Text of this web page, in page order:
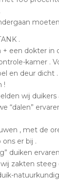
.
+ een dokter
kamer .
en deur dicht .
!
wij
“dalen”
, met de
ons er bij .
duiken
zakten